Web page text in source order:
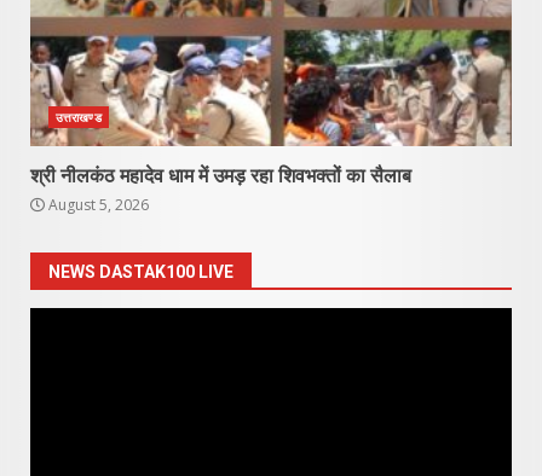
उत्तराखण्ड
श्री नीलकंठ महादेव धाम में उमड़ रहा शिवभक्तों का सैलाब
August 5, 2026
NEWS DASTAK100 LIVE